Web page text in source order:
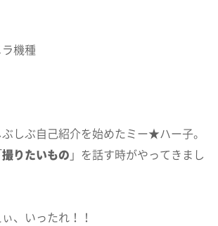
機種
しぶ自己紹介を始めたミー★ハー子。
撮りたいもの 」を話す時がやってきまし
、いったれ！！